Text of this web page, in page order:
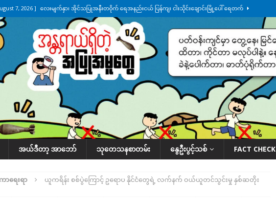
7, 2026 ] လေးမျက်နှာ၊ အိုင်သပြုအနီးတဝိုက် ရေအနည်းငယ် ပြန်ကျ၊ ငါးသိုင်းချောင်းမြို့ပေါ် ရေတက်
သအလိုက် သတင်းကဏ္ဍ
7, 2026 ] ရန်ကုန်မြစ်အတွင်း ထူးကဲဒီရေ အ​မြင့် ၂၁ ပေကျော်အထိ တက်မယ်လို့ သတိပေး ဒေသအလိုက်
းကဏ္ဍ
7, 2026 ] လွှတ်တော်ကို ရောက်လာတဲ့ ဦးမင်အောင်လှိုင်ကို ထိုင်းလွှတ်တော်အမတ် အော်ဟစ်ဆန္ဒပြ
6, 2026 ] တာကျိုးပြီး ခုနှစ်ရက်မြောက်နေ့မှာ ငသိုင်းချောင်းမြို့ကို ရေစတင်ရောက်ရှိ ဒေသအလိုက် သတင်း
ဍ
8, 2026 ] သေနတ်ကိုင်ဆောင်မှု ဥပဒေ ပိုမိုတင်းကြပ်သွားမယ်လို့ ထိုင်းဝန်ကြီး ကတိပြု နိုင်ငံတကာရေးရာ
အယ်ဒီတာ့ အာဘော် သုတေသနစာတမ်း နွေဦးပွင့်သစ် FACT CHECK
ရေးရာ
ယူကရိန်း စစ်ပွဲကြောင့် ဥရောပ နိုင်ငံတွေရဲ့ လက်နက် ဝယ်ယူတင်သွင်းမှု နှစ်ဆတိုး